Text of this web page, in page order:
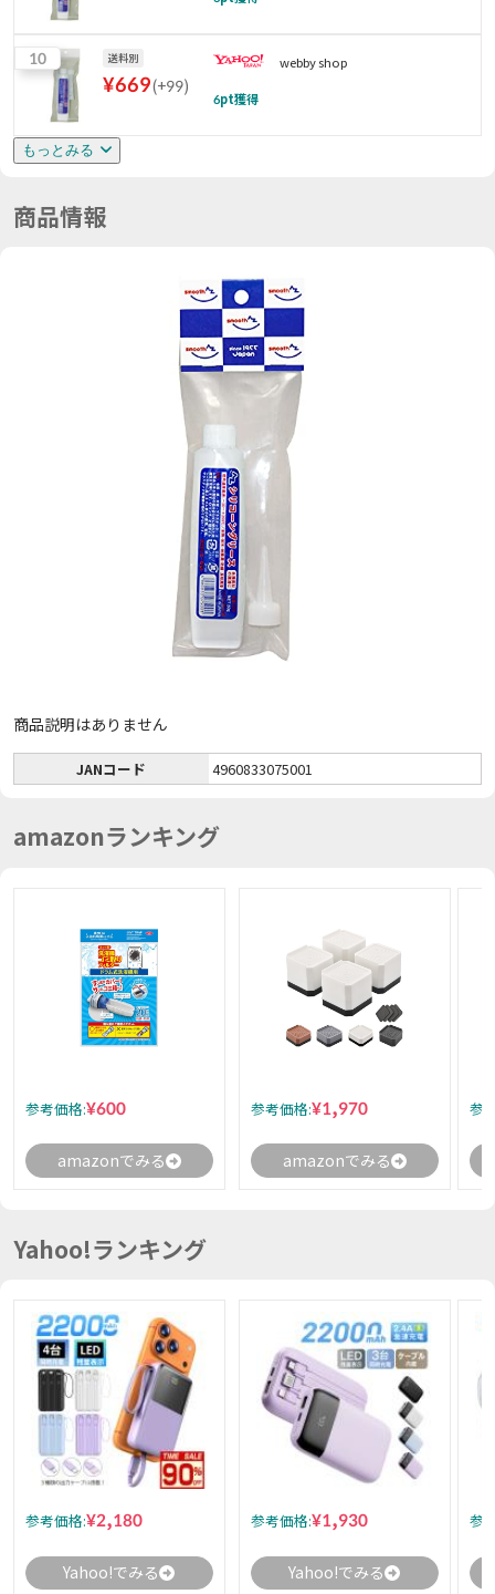
10 送料別
¥669(+99)
webby shop
6pt獲得
もっとみる
商品情報
商品説明はありません
JANコード 4960833075001
amazonランキング
参考価格:¥600
amazonでみる
参考価格:¥1,970
amazonでみる
参
Yahoo!ランキング
参考価格:¥2,180
Yahoo!でみる
参考価格:¥1,930
Yahoo!でみる
参